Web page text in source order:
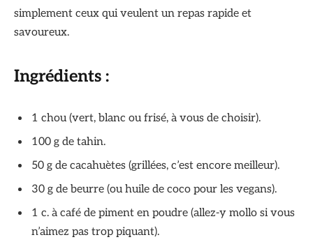
simplement ceux qui veulent un repas rapide et
savoureux.
Ingrédients :
1 chou (vert, blanc ou frisé, à vous de choisir).
100 g de tahin.
50 g de cacahuètes (grillées, c’est encore meilleur).
30 g de beurre (ou huile de coco pour les vegans).
1 c. à café de piment en poudre (allez-y mollo si vous
n’aimez pas trop piquant).